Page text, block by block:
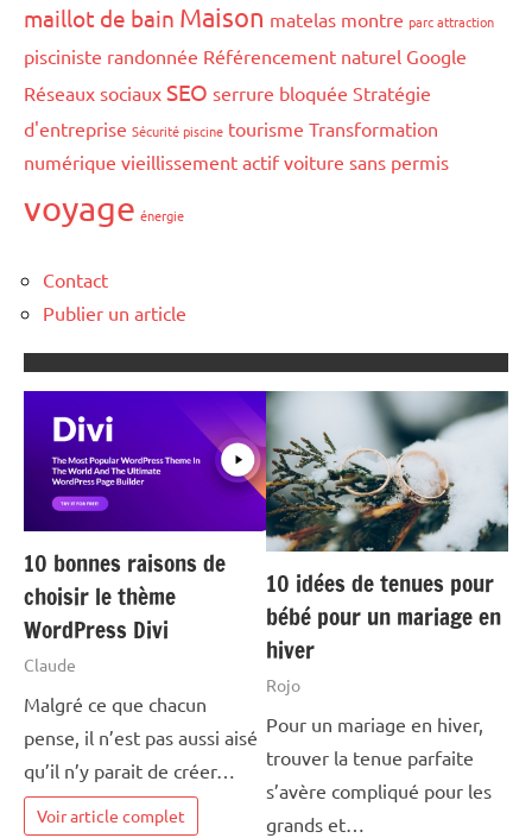
maillot de bain Maison matelas montre parc attraction
pisciniste randonnée Référencement naturel Google
Réseaux sociaux SEO serrure bloquée Stratégie
d'entreprise Sécurité piscine tourisme Transformation
numérique vieillissement actif voiture sans permis
voyage énergie
Contact
Publier un article
10 bonnes raisons de
choisir le thème
WordPress Divi
Claude
Malgré ce que chacun
pense, il n’est pas aussi aisé
qu’il n’y parait de créer…
Voir article complet
10 idées de tenues pour
bébé pour un mariage en
hiver
Rojo
Pour un mariage en hiver,
trouver la tenue parfaite
s’avère compliqué pour les
grands et…